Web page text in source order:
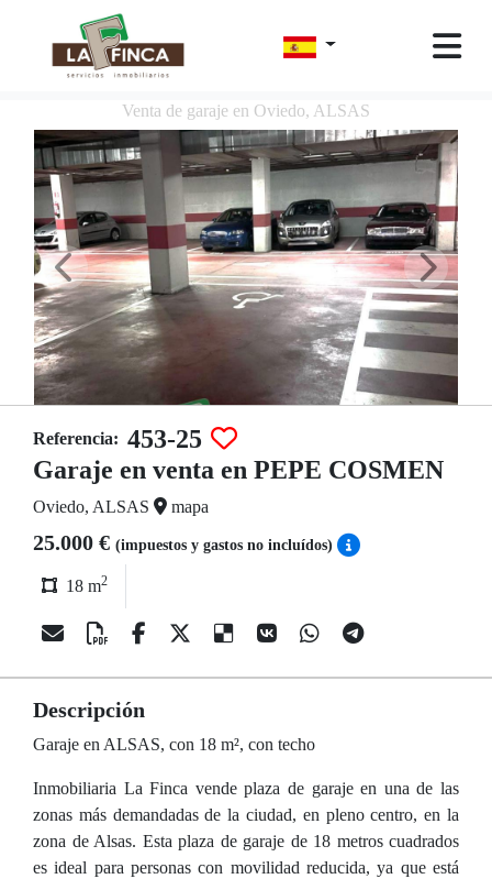
Venta de garaje en Oviedo, ALSAS
Referencia: 453-25
Garaje en venta en PEPE COSMEN
Oviedo, ALSAS mapa
25.000 € (impuestos y gastos no incluídos)
18 m2
Descripción
Garaje en ALSAS, con 18 m², con techo
Inmobiliaria La Finca vende plaza de garaje en una de las
zonas más demandadas de la ciudad, en pleno centro, en la
zona de Alsas. Esta plaza de garaje de 18 metros cuadrados
es ideal para personas con movilidad reducida, ya que está